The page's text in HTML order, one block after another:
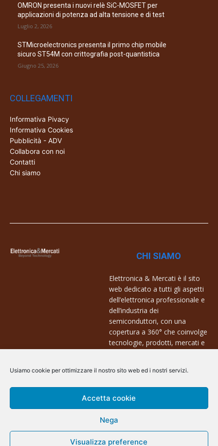
Usiamo cookie per ottimizzare il nostro sito web ed i nostri servizi.
Accetta cookie
Nega
Visualizza preference
OMRON presenta i nuovi relè SiC-MOSFET per
applicazioni di potenza ad alta tensione e di test
Luglio 2, 2026
STMicroelectronics presenta il primo chip mobile
sicuro ST54M con crittografia post-quantistica
Giugno 25, 2026
COLLEGAMENTI
Informativa Pivacy
Informativa Cookies
Pubblicità - ADV
Collabora con noi
Contatti
Chi siamo
CHI SIAMO
Elettronica & Mercati è il sito
web dedicato a tutti gli aspetti
dell’elettronica professionale e
dell’industria dei
semiconduttori, con una
copertura a 360° che coinvolge
tecnologie, prodotti, mercati e
Contatti:
info@arscommunication.it
@ArsCommunication 2023